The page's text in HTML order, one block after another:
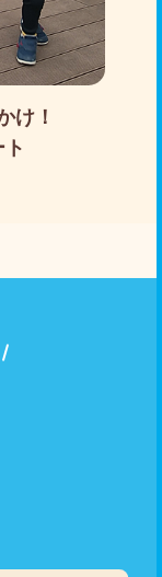
け！